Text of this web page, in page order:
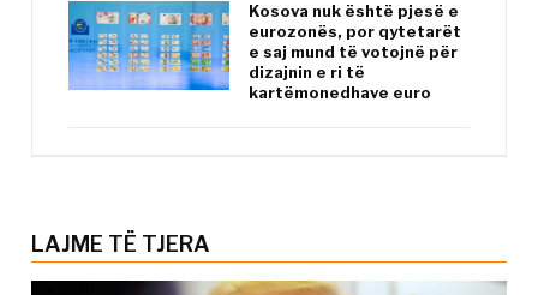
Kosova nuk është pjesë e
eurozonës, por qytetarët
e saj mund të votojnë për
dizajnin e ri të
kartëmonedhave euro
LAJME TË TJERA